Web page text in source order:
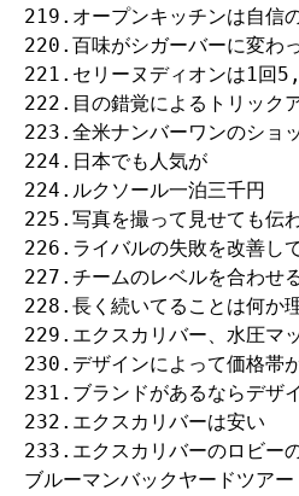
219.オープンキッチンは自信
220.百味がシガーバーに変わ
221.セリーヌディオンは1回
222.目の錯覚によるトリック
223.全米ナンバーワンのショ
224.日本でも人気が
224.ルクソール一泊三千円
225.写真を撮って見せても伝
226.ライバルの失敗を改善し
227.チームのレベルを合わせ
228.長く続いてることは何か
229.エクスカリバー、水圧マ
230.デザインによって価格帯
231.ブランドがあるならデザ
232.エクスカリバーは安い
233.エクスカリバーのロビー
ブルーマンバックヤードツアー